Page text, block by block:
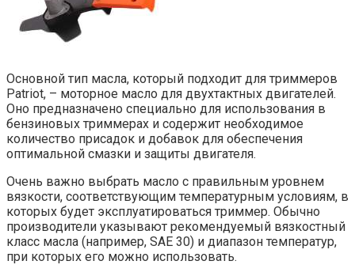
Основной тип масла, который подходит для триммеров
Patriot, – моторное масло для двухтактных двигателей.
Оно предназначено специально для использования в
бензиновых триммерах и содержит необходимое
количество присадок и добавок для обеспечения
оптимальной смазки и защиты двигателя.
Очень важно выбрать масло с правильным уровнем
вязкости, соответствующим температурным условиям, в
которых будет эксплуатироваться триммер. Обычно
производители указывают рекомендуемый вязкостный
класс масла (например, SAE 30) и диапазон температур,
при которых его можно использовать.